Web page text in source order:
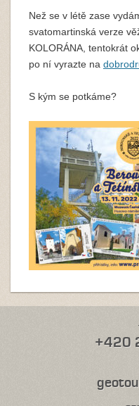
Než se v létě zase
svatomartinská verze
KOLORÁNA, tentokrát
po ní vyrazte na
S kým se potkáme?
+420